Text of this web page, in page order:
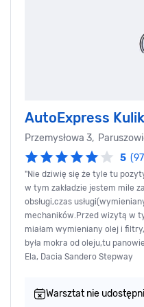
AutoExpress Kulik
Przemysłowa 3,
5
"Nie dziwię się że tyle tu
w tym zakładzie jestem mile
obsługi,czas
mechaników.Przed wizytą w
miałam wymieniany olej i
była mokra od oleju,tu
Ela, Dacia Sandero Stepway
Warsztat nie